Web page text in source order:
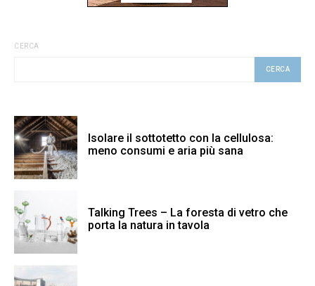
CERCA
CERCA
Isolare il sottotetto con la cellulosa:
meno consumi e aria più sana
Talking Trees – La foresta di vetro che
porta la natura in tavola